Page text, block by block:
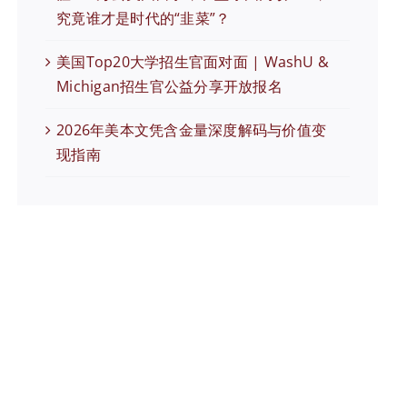
究竟谁才是时代的“韭菜”？
美国Top20大学招生官面对面 | WashU &
Michigan招生官公益分享开放报名
2026年美本文凭含金量深度解码与价值变
现指南